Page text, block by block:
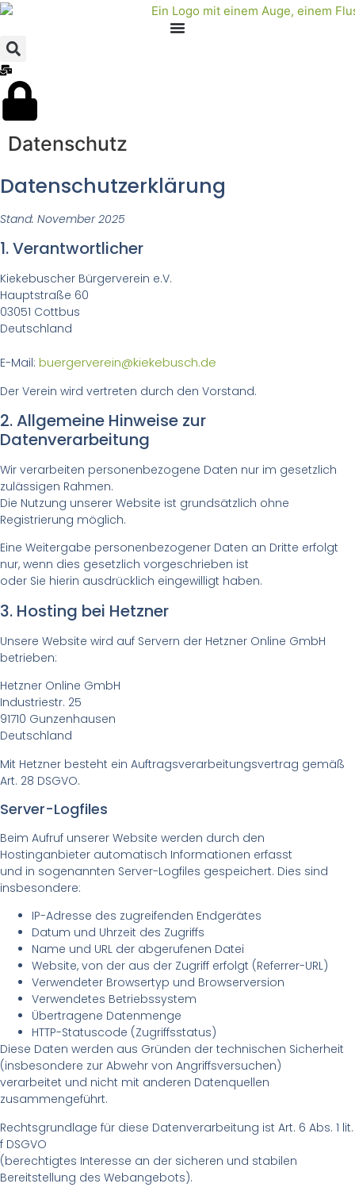
Datenschutz
Datenschutzerklärung
Stand: November 2025
1. Verantwortlicher
Kiekebuscher Bürgerverein e.V.
Hauptstraße 60
03051 Cottbus
Deutschland
E-Mail: buergerverein@kiekebusch.de
Der Verein wird vertreten durch den Vorstand.
2. Allgemeine Hinweise zur
Datenverarbeitung
Wir verarbeiten personenbezogene Daten nur im gesetzlich
zulässigen Rahmen.
Die Nutzung unserer Website ist grundsätzlich ohne
Registrierung möglich.
Eine Weitergabe personenbezogener Daten an Dritte erfolgt
nur, wenn dies gesetzlich vorgeschrieben ist
oder Sie hierin ausdrücklich eingewilligt haben.
3. Hosting bei Hetzner
Unsere Website wird auf Servern der Hetzner Online GmbH
betrieben:
Hetzner Online GmbH
Industriestr. 25
91710 Gunzenhausen
Deutschland
Mit Hetzner besteht ein Auftragsverarbeitungsvertrag gemäß
Art. 28 DSGVO.
Server-Logfiles
Beim Aufruf unserer Website werden durch den
Hostinganbieter automatisch Informationen erfasst
und in sogenannten Server-Logfiles gespeichert. Dies sind
insbesondere:
IP-Adresse des zugreifenden Endgerätes
Datum und Uhrzeit des Zugriffs
Name und URL der abgerufenen Datei
Website, von der aus der Zugriff erfolgt (Referrer-URL)
Verwendeter Browsertyp und Browserversion
Verwendetes Betriebssystem
Übertragene Datenmenge
HTTP-Statuscode (Zugriffsstatus)
Diese Daten werden aus Gründen der technischen Sicherheit
(insbesondere zur Abwehr von Angriffsversuchen)
verarbeitet und nicht mit anderen Datenquellen
zusammengeführt.
Rechtsgrundlage für diese Datenverarbeitung ist Art. 6 Abs. 1 lit.
f DSGVO
(berechtigtes Interesse an der sicheren und stabilen
Bereitstellung des Webangebots).